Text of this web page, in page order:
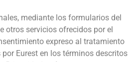
mediante los formularios del
otros servicios ofrecidos por el
expreso al tratamiento
Eurest en los términos descritos